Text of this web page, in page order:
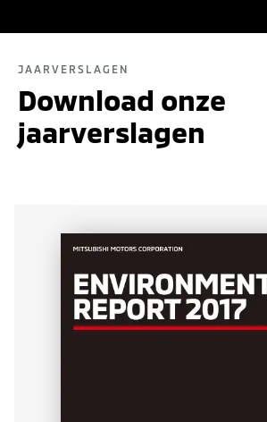
JAARVERSLAGEN
Download onze
jaarverslagen